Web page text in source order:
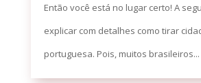
Então você está no lugar certo! A
explicar com detalhes como tirar
portuguesa. Pois, muitos brasileiros...